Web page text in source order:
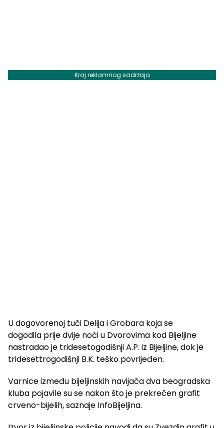
Kraj reklamnog sadržaja
U dogovorenoj tuči Delija i Grobara koja se
dogodila prije dvije noći u Dvorovima kod Bijeljine
nastradao je tridesetogodišnji A.P. iz Bijeljine, dok je
tridesettrogodišnji B.K. teško povrijeđen.
Varnice između bijeljinskih navijača dva beogradska
kluba pojavile su se nakon što je prekrečen grafit
crveno-bijelih, saznaje InfoBijeljina.